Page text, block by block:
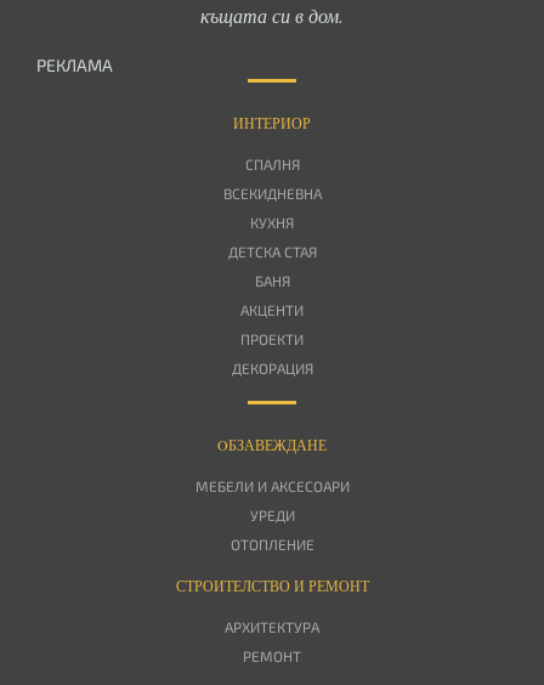
къщата си в дом.
РЕКЛАМА
ИНТЕРИОР
СПАЛНЯ
ВСЕКИДНЕВНА
КУХНЯ
ДЕТСКА СТАЯ
БАНЯ
АКЦЕНТИ
ПРОЕКТИ
ДЕКОРАЦИЯ
OБЗАВЕЖДАНЕ
МЕБЕЛИ И АКСЕСОАРИ
УРЕДИ
ОТОПЛЕНИЕ
СТРОИТЕЛСТВО И РЕМОНТ
АРХИТЕКТУРА
РЕМОНТ